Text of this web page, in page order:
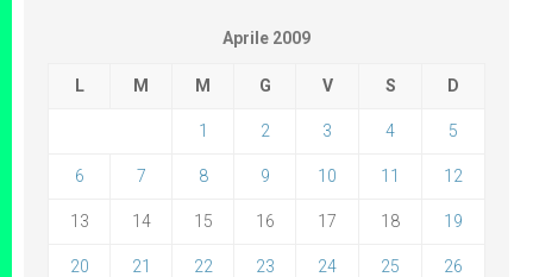
Aprile 2009
L M M G V S D
1 2 3 4 5
6 7 8 9 10 11 12
13 14 15 16 17 18 19
20 21 22 23 24 25 26